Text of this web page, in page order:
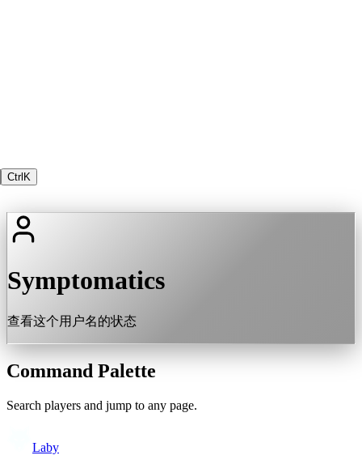
Ctrl K
Symptomatics
查看这个用户名的状态
Command Palette
Search players and jump to any page.
Laby